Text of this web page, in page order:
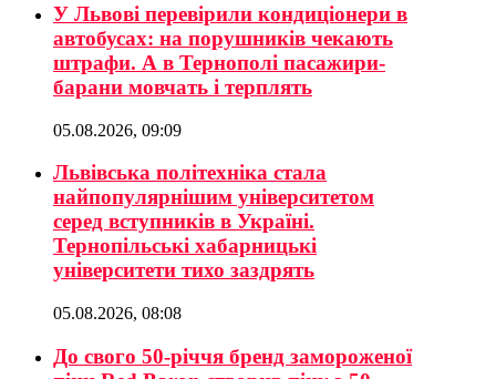
У Львові перевірили кондиціонери в
автобусах: на порушників чекають
штрафи. А в Тернополі пасажири-
барани мовчать і терплять
05.08.2026, 09:09
Львівська політехніка стала
найпопулярнішим університетом
серед вступників в Україні.
Тернопільські хабарницькі
університети тихо заздрять
05.08.2026, 08:08
До свого 50-річчя бренд замороженої